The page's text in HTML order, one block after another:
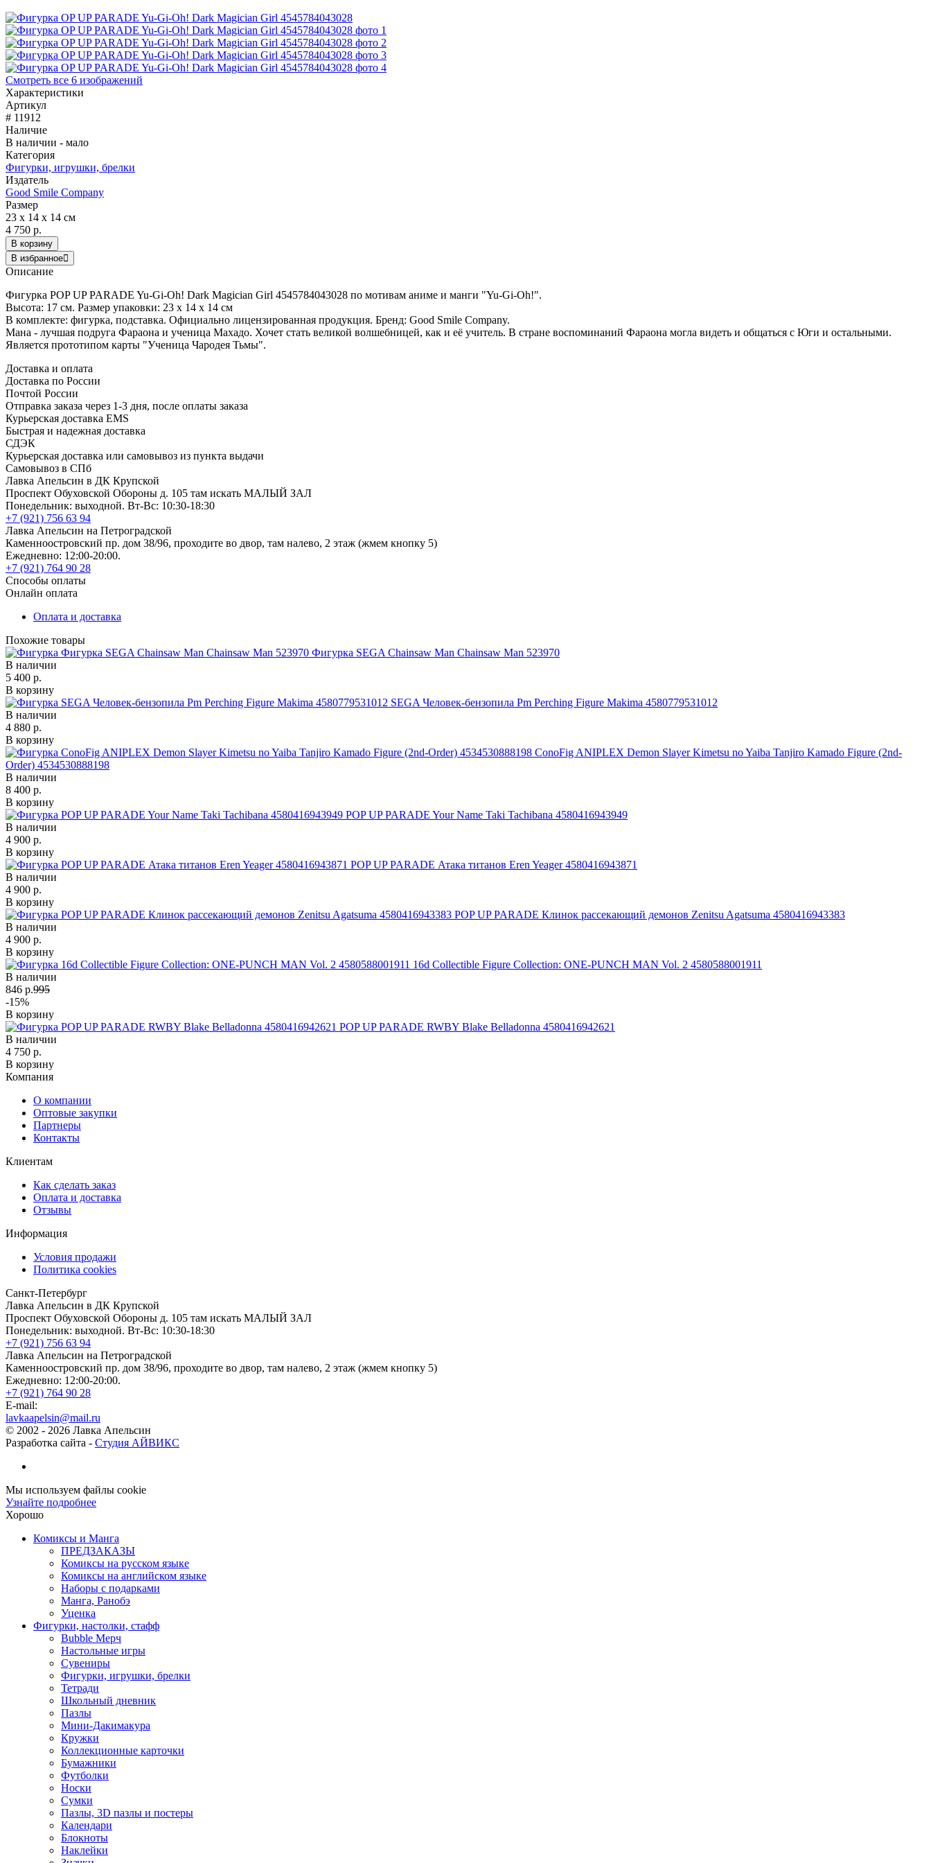
Смотреть все 6 изображений
Характеристики
Артикул
# 11912
Наличие
В наличии - мало
Категория
Фигурки, игрушки, брелки
Издатель
Good Smile Company
Размер
23 x 14 x 14 см
4 750 р.
В корзину
В избранное
Описание
Фигурка POP UP PARADE Yu-Gi-Oh! Dark Magician Girl 4545784043028 по мотивам аниме и манги "Yu-Gi-Oh!".
Высота: 17 см. Размер упаковки: 23 x 14 x 14 см
В комплекте: фигурка, подставка. Официально лицензированная продукция. Бренд: Good Smile Company.
Мана - лучшая подруга Фараона и ученица Махадо. Хочет стать великой волшебницей, как и её учитель. В стране воспоминаний Фараона могла видеть и общаться с Юги и остальными.
Является прототипом карты "Ученица Чародея Тьмы".
Доставка и оплата
Доставка по России
Почтой России
Отправка заказа через 1-3 дня, после оплаты заказа
Курьерская доставка EMS
Быстрая и надежная доставка
СДЭК
Курьерская доставка или самовывоз из пункта выдачи
Самовывоз в СПб
Лавка Апельсин в ДК Крупской
Проспект Обуховской Обороны д. 105 там искать МАЛЫЙ ЗАЛ
Понедельник: выходной. Вт-Вс: 10:30-18:30
+7 (921) 756 63 94
Лавка Апельсин на Петроградской
Каменноостровский пр. дом 38/96, проходите во двор, там налево, 2 этаж (жмем кнопку 5)
Ежедневно: 12:00-20:00.
+7 (921) 764 90 28
Способы оплаты
Онлайн оплата
Оплата и доставка
Похожие товары
Фигурка SEGA Chainsaw Man Chainsaw Man 523970
В наличии
5 400 р.
В корзину
SEGA Человек-бензопила Pm Perching Figure Makima 4580779531012
В наличии
4 880 р.
В корзину
ConoFig ANIPLEX Demon Slayer Kimetsu no Yaiba Tanjiro Kamado Figure (2nd-
Order) 4534530888198
В наличии
8 400 р.
В корзину
POP UP PARADE Your Name Taki Tachibana 4580416943949
В наличии
4 900 р.
В корзину
POP UP PARADE Атака титанов Eren Yeager 4580416943871
В наличии
4 900 р.
В корзину
POP UP PARADE Клинок рассекающий демонов Zenitsu Agatsuma 4580416943383
В наличии
4 900 р.
В корзину
16d Collectible Figure Collection: ONE-PUNCH MAN Vol. 2 4580588001911
В наличии
846 р.995
-15%
В корзину
POP UP PARADE RWBY Blake Belladonna 4580416942621
В наличии
4 750 р.
В корзину
Компания
О компании
Оптовые закупки
Партнеры
Контакты
Клиентам
Как сделать заказ
Оплата и доставка
Отзывы
Информация
Условия продажи
Политика cookies
Санкт-Петербург
Лавка Апельсин в ДК Крупской
Проспект Обуховской Обороны д. 105 там искать МАЛЫЙ ЗАЛ
Понедельник: выходной. Вт-Вс: 10:30-18:30
+7 (921) 756 63 94
Лавка Апельсин на Петроградской
Каменноостровский пр. дом 38/96, проходите во двор, там налево, 2 этаж (жмем кнопку 5)
Ежедневно: 12:00-20:00.
+7 (921) 764 90 28
E-mail:
lavkaapelsin@mail.ru
© 2002 - 2026 Лавка Апельсин
Разработка сайта - Студия АЙВИКС
Мы используем файлы cookie
Узнайте подробнее
Хорошо
Комиксы и Манга
ПРЕДЗАКАЗЫ
Комиксы на русском языке
Комиксы на английском языке
Наборы с подарками
Манга, Ранобэ
Уценка
Фигурки, настолки, стафф
Bubble Мерч
Настольные игры
Сувениры
Фигурки, игрушки, брелки
Тетради
Школьный дневник
Пазлы
Мини-Дакимакура
Кружки
Коллекционные карточки
Бумажники
Футболки
Носки
Сумки
Пазлы, 3D пазлы и постеры
Календари
Блокноты
Наклейки